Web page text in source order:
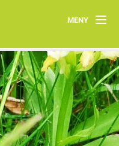
MENY
Hem
Program
Remisser
Nyheter